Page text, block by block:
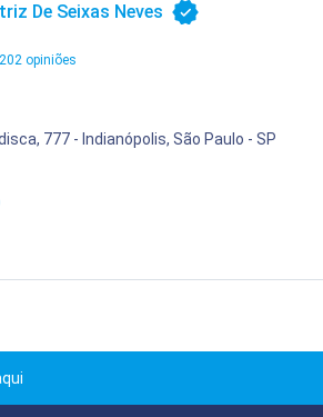
De Seixas Neves
202 opiniões
777 - Indianópolis, São Paulo - SP